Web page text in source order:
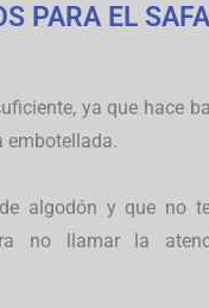
PARA EL
ya que hace
embotellada.
algodón y que no
no llamar la